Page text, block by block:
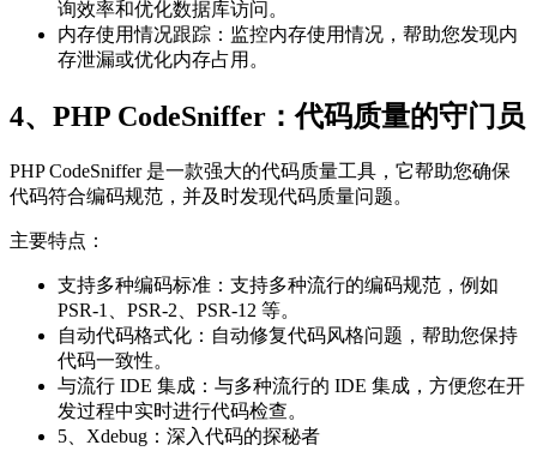
询效率和优化数据库访问。
内存使用情况跟踪：监控内存使用情况，帮助您发现内
存泄漏或优化内存占用。
4、PHP CodeSniffer：代码质量的守门员
PHP CodeSniffer 是一款强大的代码质量工具，它帮助您确保
代码符合编码规范，并及时发现代码质量问题。
主要特点：
支持多种编码标准：支持多种流行的编码规范，例如
PSR-1、PSR-2、PSR-12 等。
自动代码格式化：自动修复代码风格问题，帮助您保持
代码一致性。
与流行 IDE 集成：与多种流行的 IDE 集成，方便您在开
发过程中实时进行代码检查。
5、 Xdebug ：深入代码的探秘者